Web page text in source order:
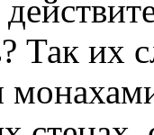
Так их